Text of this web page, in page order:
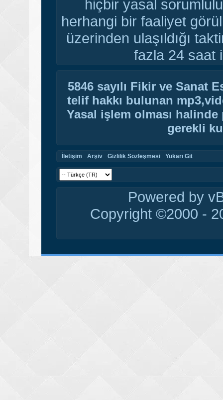
hiçbir yasal
herhangi bir faaliyet
üzerinden ulaşıldığı
fazla 24 saat
5846 sayılı Fikir ve Sanat
telif hakkı bulunan
Yasal işlem olması
gerekli
İletişim Arşiv Gizlilik Sözleşmesi Yukarı Git
Powered by
Copyright ©2000 -